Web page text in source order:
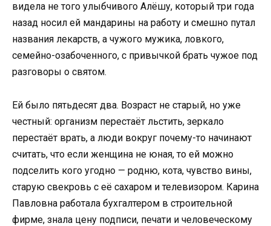
видела не того улыбчивого Алёшу, который три года
назад носил ей мандарины на работу и смешно путал
названия лекарств, а чужого мужика, ловкого,
семейно-озабоченного, с привычкой брать чужое под
разговоры о святом.
Ей было пятьдесят два. Возраст не старый, но уже
честный: организм перестаёт льстить, зеркало
перестаёт врать, а люди вокруг почему-то начинают
считать, что если женщина не юная, то ей можно
подселить кого угодно — родню, кота, чувство вины,
старую свекровь с её сахаром и телевизором. Карина
Павловна работала бухгалтером в строительной
фирме, знала цену подписи, печати и человеческому